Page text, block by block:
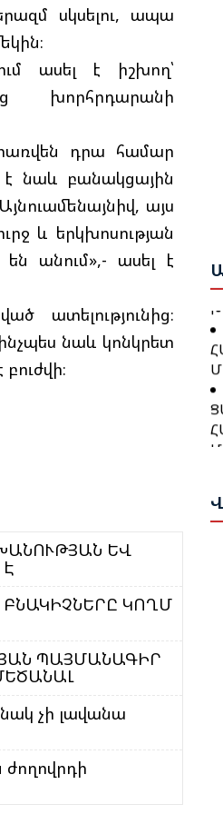
սկսելու, ապա
ասել է իշխող՝
խորհրդարանի
դրա համար
է նաև բանակցային
այս
և երկխոսության
անում»,- ասել է
ատելությունից։
նաև կոնկրետ
ԵՎ
ԿՈՂՄ
ՊԱՅՄԱՆԱԳԻՐ
չի լավանա